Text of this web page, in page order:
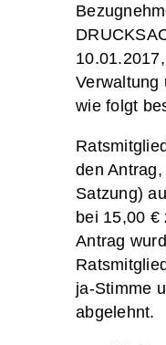
Verwaltung
wie folgt
den
Satzung)
bei 15,00 €
Antrag
ja-Stimme
abgelehnt.